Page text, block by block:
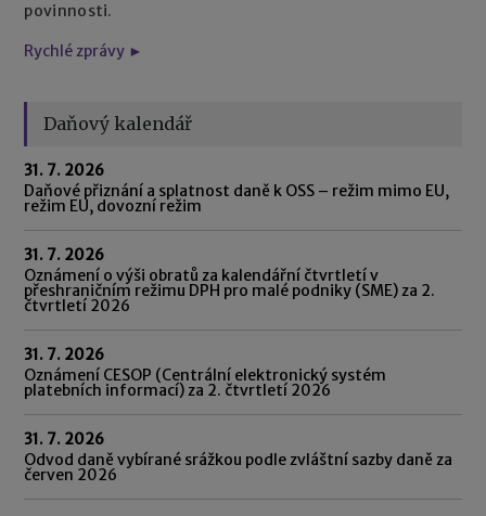
povinnosti.
Rychlé zprávy ►
Daňový kalendář
31. 7. 2026
Daňové přiznání a splatnost daně k OSS – režim mimo EU,
režim EU, dovozní režim
31. 7. 2026
Oznámení o výši obratů za kalendářní čtvrtletí v
přeshraničním režimu DPH pro malé podniky (SME) za 2.
čtvrtletí 2026
31. 7. 2026
Oznámení CESOP (Centrální elektronický systém
platebních informací) za 2. čtvrtletí 2026
31. 7. 2026
Odvod daně vybírané srážkou podle zvláštní sazby daně za
červen 2026